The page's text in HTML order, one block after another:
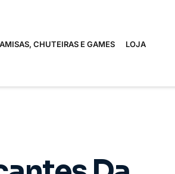
CHUTEIRAS E GAMES LOJA